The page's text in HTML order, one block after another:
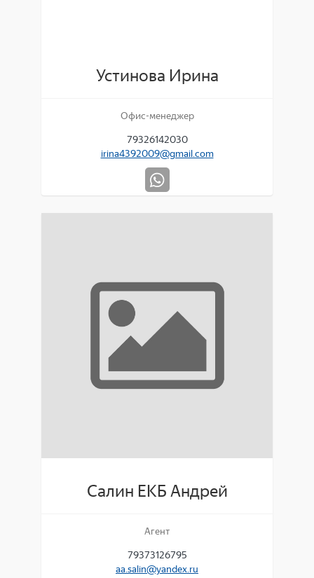
Устинова Ирина
Офис-менеджер
79326142030
irina4392009@gmail.com
Салин ЕКБ Андрей
Агент
79373126795
aa.salin@yandex.ru